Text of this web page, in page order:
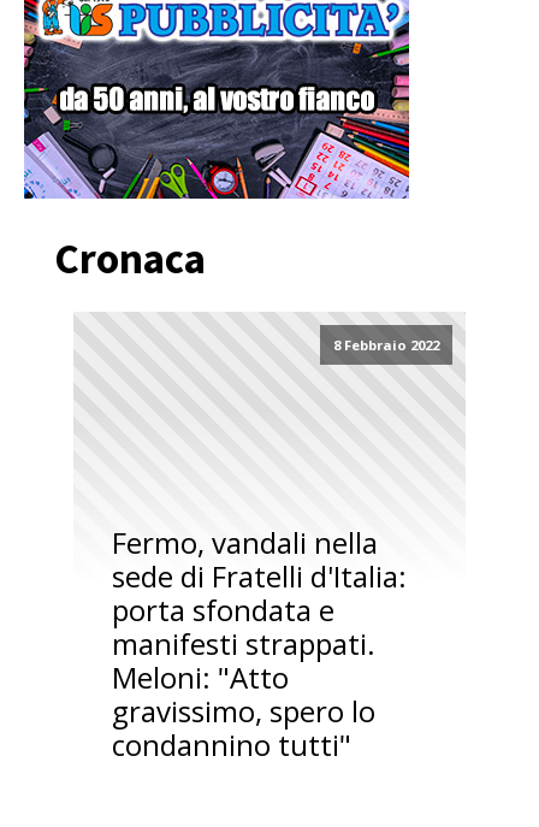
Cronaca
8 Febbraio 2022
Fermo, vandali nella
sede di Fratelli d'Italia:
porta sfondata e
manifesti strappati.
Meloni: "Atto
gravissimo, spero lo
condannino tutti"